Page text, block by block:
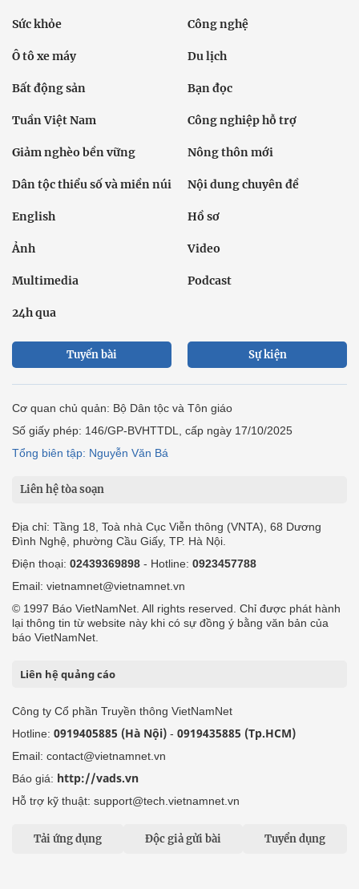
Sức khỏe Công nghệ
Ô tô xe máy Du lịch
Bất động sản Bạn đọc
Tuần Việt Nam Công nghiệp hỗ trợ
Giảm nghèo bền vững Nông thôn mới
Dân tộc thiểu số và miền núi Nội dung chuyên đề
English Hồ sơ
Ảnh Video
Multimedia Podcast
24h qua
Tuyến bài Sự kiện
Cơ quan chủ quản: Bộ Dân tộc và Tôn giáo
Số giấy phép: 146/GP-BVHTTDL, cấp ngày 17/10/2025
Tổng biên tập: Nguyễn Văn Bá
Liên hệ tòa soạn
Địa chỉ: Tầng 18, Toà nhà Cục Viễn thông (VNTA), 68 Dương
Đình Nghệ, phường Cầu Giấy, TP. Hà Nội.
Điện thoại: 02439369898 - Hotline: 0923457788
Email: vietnamnet@vietnamnet.vn
© 1997 Báo VietNamNet. All rights reserved. Chỉ được phát hành
lại thông tin từ website này khi có sự đồng ý bằng văn bản của
báo VietNamNet.
Liên hệ quảng cáo
Công ty Cổ phần Truyền thông VietNamNet
Hotline: 0919405885 (Hà Nội) - 0919435885 (Tp.HCM)
Email: contact@vietnamnet.vn
Báo giá: http://vads.vn
Hỗ trợ kỹ thuật: support@tech.vietnamnet.vn
Tải ứng dụng Độc giả gửi bài Tuyển dụng